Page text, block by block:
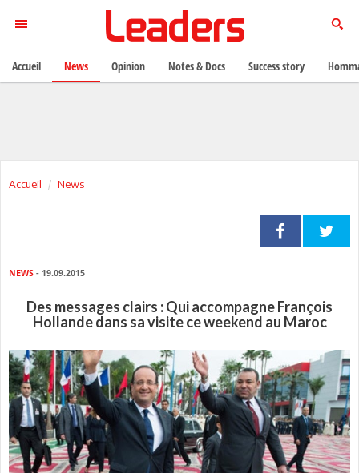
Accueil News
NEWS - 19.09.2015
Des messages clairs : Qui accompagne François
Hollande dans sa visite ce weekend au Maroc
Accueil News Opinion Notes & Docs Success story